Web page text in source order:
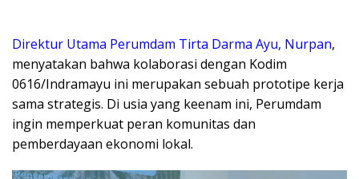
Direktur Utama Perumdam Tirta Darma Ayu, Nurpan,
menyatakan bahwa kolaborasi dengan Kodim
0616/Indramayu ini merupakan sebuah prototipe kerja
sama strategis. Di usia yang keenam ini, Perumdam
ingin memperkuat peran komunitas dan
pemberdayaan ekonomi lokal.